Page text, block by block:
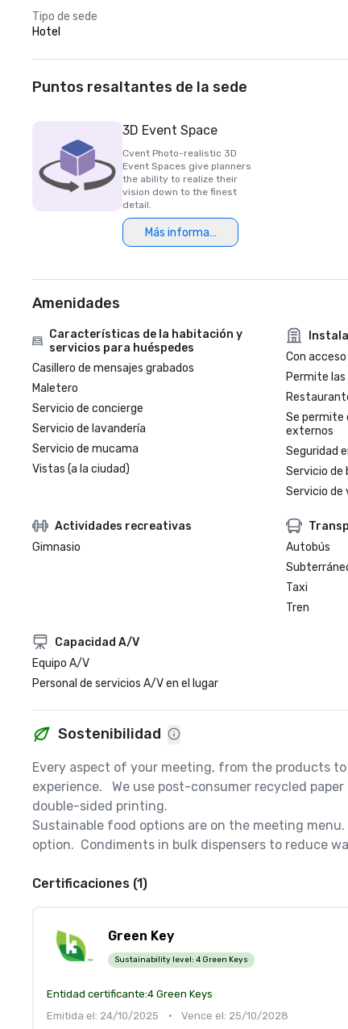
Tipo de sede
Hotel
Puntos resaltantes de la sede
3D Event Space
Cvent Photo-realistic 3D
Event Spaces give planners
the ability to realize their
vision down to the finest
detail.
Más información
Amenidades
Características de la habitación y
servicios para huéspedes
Casillero de mensajes grabados
Maletero
Servicio de concierge
Servicio de lavandería
Servicio de mucama
Vistas (a la ciudad)
Con
Permite
Se permite
externos
Seguridad
Servicio de
Servicio de
Actividades recreativas
Gimnasio
Autobús
Taxi
Tren
Capacidad A/V
Equipo A/V
Personal de servicios A/V en el lugar
Sostenibilidad
Every aspect of your meeting, from the products
experience.   We use post-consumer recycled
double-sided printing.
Sustainable food options are on the meeting
option.  Condiments in bulk dispensers to reduce
Certificaciones (1)
Green Key
Sustainability level: 4 Green Keys
Entidad certificante:4 Green Keys
Emitida el: 24/10/2025
• Vence el: 25/10/2028